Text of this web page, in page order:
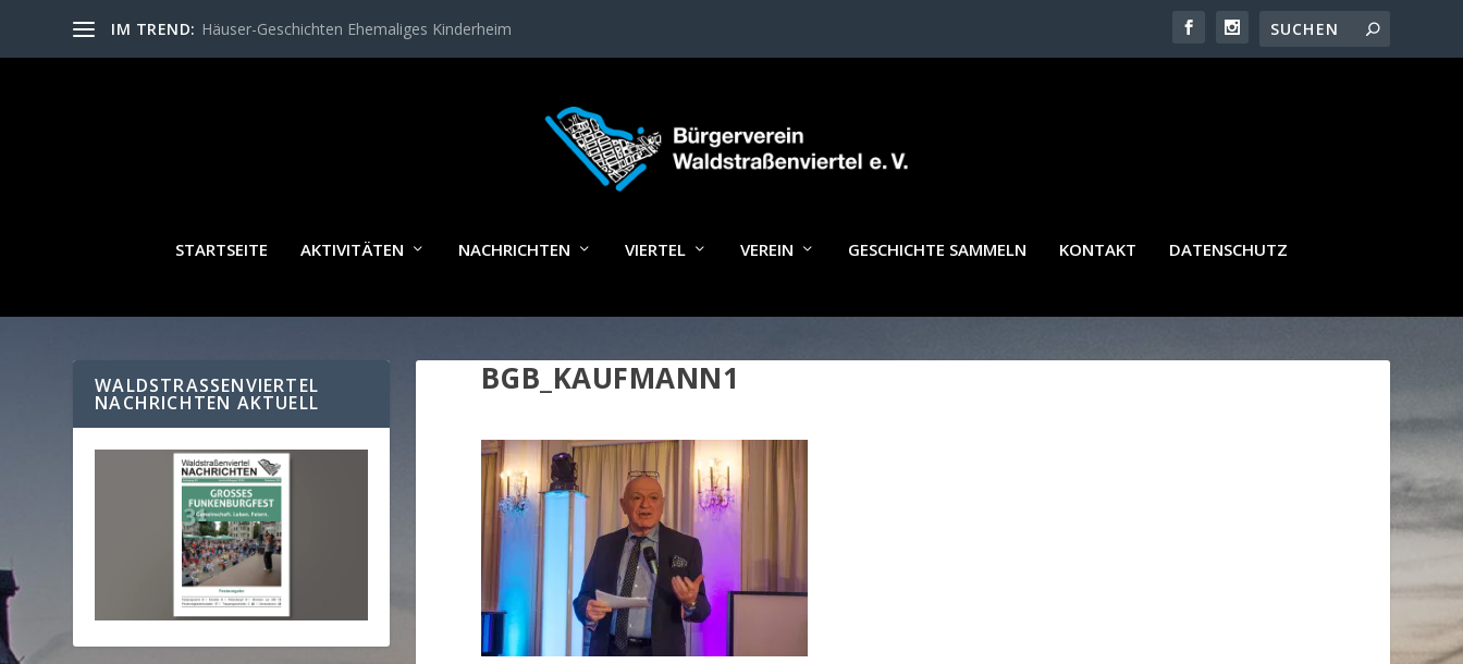
IM TREND: Häuser-Geschichten Ehemaliges Kinderheim
STARTSEITE AKTIVITÄTEN NACHRICHTEN VIERTEL VEREIN GESCHICHTE SAMMELN KONTAKT DATENSCHUTZ
BGB_KAUFMANN1
WALDSTRASSENVIERTEL N
ACHRICHTEN AKTUELL